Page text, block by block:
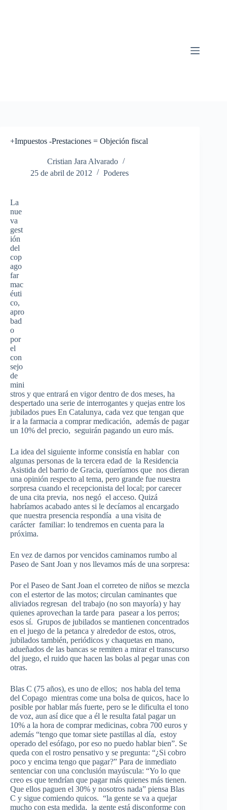
+Impuestos -Prestaciones = Objeción fiscal
Cristian Jara Alvarado
25 de abril de 2012
Poderes
La
nue
va
gest
ión
del
cop
ago
far
mac
éuti
co,
apro
bad
o
por
el
con
sejo
de
mini
stros y que entrará en vigor dentro de dos meses, ha
despertado una serie de interrogantes y quejas entre los
jubilados pues En Catalunya, cada vez que tengan que
ir a la farmacia a comprar medicación, además de pagar
un 10% del precio, seguirán pagando un euro más.
La idea del siguiente informe consistía en hablar con
algunas personas de la tercera edad de la Residencia
Asistida del barrio de Gracia, queríamos que nos dieran
una opinión respecto al tema, pero grande fue nuestra
sorpresa cuando el recepcionista del local; por carecer
de una cita previa, nos negó el acceso. Quizá
habríamos acabado antes si le decíamos al encargado
que nuestra presencia respondía a una visita de
carácter familiar: lo tendremos en cuenta para la
próxima.
En vez de darnos por vencidos caminamos rumbo al
Paseo de Sant Joan y nos llevamos más de una sorpresa:
Por el Paseo de Sant Joan el correteo de niños se mezcla
con el estertor de las motos; circulan caminantes que
aliviados regresan del trabajo (no son mayoría) y hay
quienes aprovechan la tarde para pasear a los perros;
esos sí. Grupos de jubilados se mantienen concentrados
en el juego de la petanca y alrededor de estos, otros,
jubilados también, periódicos y chaquetas en mano,
adueñados de las bancas se remiten a mirar el transcurso
del juego, el ruido que hacen las bolas al pegar unas con
otras.
Blas C (75 años), es uno de ellos; nos habla del tema
del Copago mientras come una bolsa de quicos, hace lo
posible por hablar más fuerte, pero se le dificulta el tono
de voz, aun así dice que a él le resulta fatal pagar un
10% a la hora de comprar medicinas, cobra 700 euros y
además “tengo que tomar siete pastillas al día, estoy
operado del esófago, por eso no puedo hablar bien”. Se
queda con el rostro pensativo y se pregunta: “¿Si cobro
poco y encima tengo que pagar?” Para de inmediato
sentenciar con una conclusión mayúscula: “Yo lo que
creo es que tendrían que pagar más quienes más tienen.
Que ellos paguen el 30% y nosotros nada” piensa Blas
C y sigue comiendo quicos. “la gente se va a quejar
mucho con esta medida, la gente está disconforme con